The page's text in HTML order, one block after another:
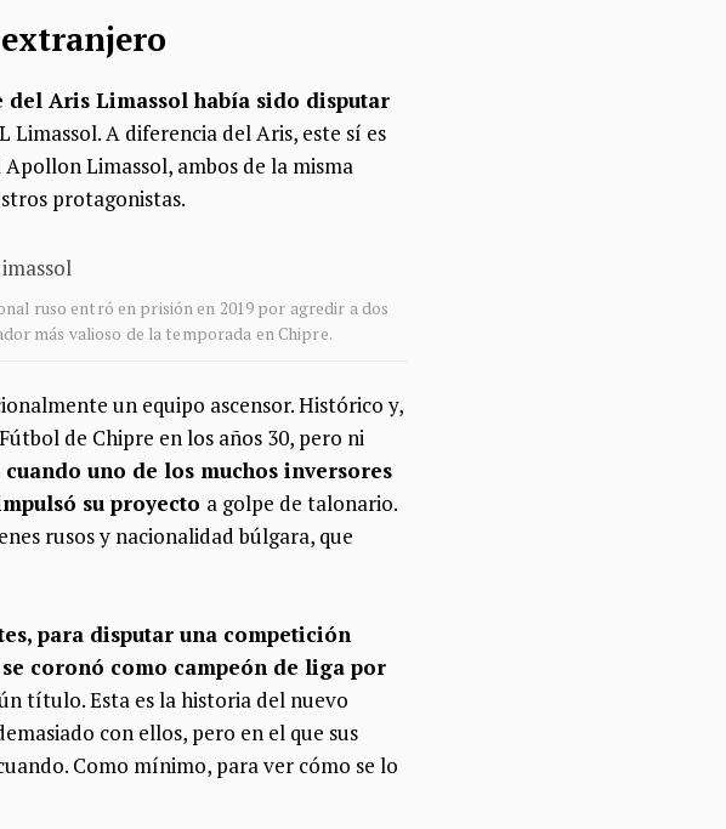
del Aris Limassol había sido disputar
Limassol. A diferencia del Aris, este sí es
Limassol, ambos de la misma
protagonistas.
ruso entró en prisión en 2019 por agredir a dos
más valioso de la temporada en Chipre.
un equipo ascensor. Histórico y,
de Chipre en los años 30, pero ni
uno de los muchos inversores
su proyecto a golpe de talonario.
rusos y nacionalidad búlgara, que
para disputar una competición
coronó como campeón de liga por
título. Esta es la historia del nuevo
con ellos, pero en el que sus
Como mínimo, para ver cómo se lo